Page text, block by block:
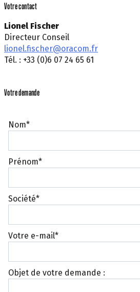
Votre contact
Lionel Fischer
Directeur Conseil
lionel.fischer@oracom.fr
Tél. : +33 (0)6 07 24 65 61
Votre demande
Nom*
Prénom*
Société*
Votre e-mail*
Objet de votre demande :